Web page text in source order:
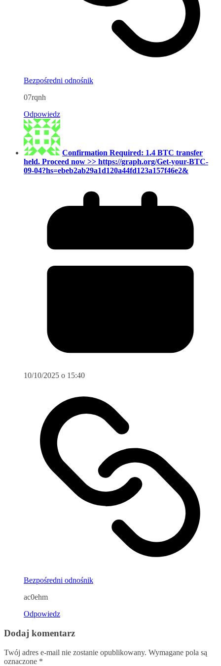
Bezpośredni odnośnik
07rqnh
Odpowiedz
Confirmation Required: 1.4 BTC transfer
held. Proceed now >> https://graph.org/Get-your-BTC-
09-04?hs=ebeb2ab29a1d120a44fd123a157f46e2&
10/10/2025 o 15:40
Bezpośredni odnośnik
ac0ehm
Odpowiedz
Dodaj komentarz
Twój adres e-mail nie zostanie opublikowany. Wymagane pola są
oznaczone *